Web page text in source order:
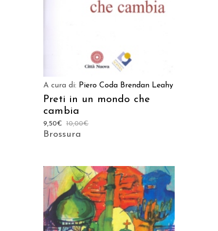
A cura di: Piero Coda Brendan Leahy
Preti in un mondo che
cambia
10,00€
9,50€
Brossura